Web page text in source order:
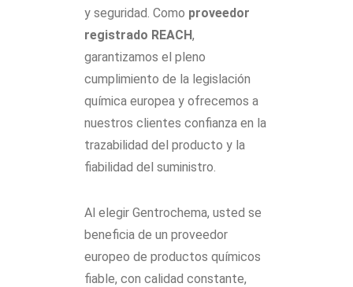
y seguridad. Como proveedor
registrado REACH,
garantizamos el pleno
cumplimiento de la legislación
química europea y ofrecemos a
nuestros clientes confianza en la
trazabilidad del producto y la
fiabilidad del suministro.
Al elegir Gentrochema, usted se
beneficia de un proveedor
europeo de productos químicos
fiable, con calidad constante,